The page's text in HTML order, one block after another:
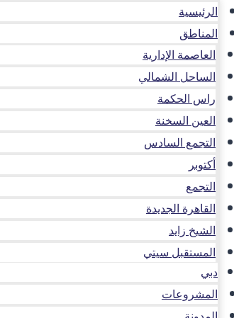
الرئيسية
المناطق
العاصمة الإدارية
الساحل الشمالي
راس الحكمة
العين السخنة
التجمع السادس
أكتوبر
التجمع
القاهرة الجديدة
الشيخ زايد
المستقبل سيتي
دبي
المشروعات